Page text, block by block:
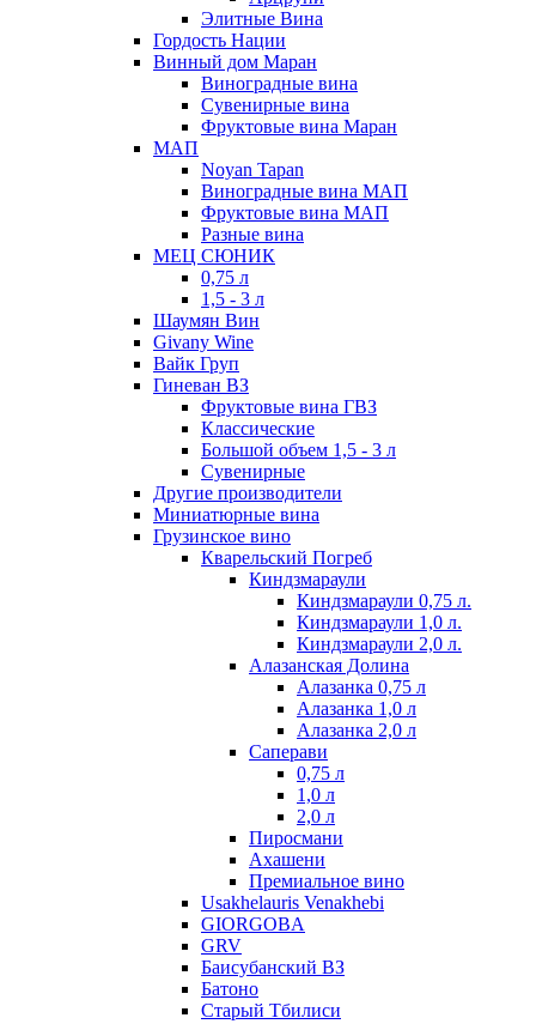
Элитные Вина
Гордость Нации
Винный дом Маран
Виноградные вина
Сувенирные вина
Фруктовые вина Маран
МАП
Noyan Tapan
Виноградные вина МАП
Фруктовые вина МАП
Разные вина
МЕЦ СЮНИК
0,75 л
1,5 - 3 л
Шаумян Вин
Givany Wine
Вайк Груп
Гиневан ВЗ
Фруктовые вина ГВЗ
Классические
Большой объем 1,5 - 3 л
Сувенирные
Другие производители
Миниатюрные вина
Грузинское вино
Кварельский Погреб
Киндзмараули
Киндзмараули 0,75 л.
Киндзмараули 1,0 л.
Киндзмараули 2,0 л.
Алазанская Долина
Алазанка 0,75 л
Алазанка 1,0 л
Алазанка 2,0 л
Саперави
0,75 л
1,0 л
2,0 л
Пиросмани
Ахашени
Премиальное вино
Usakhelauris Venakhebi
GIORGOBA
GRV
Баисубанский ВЗ
Батоно
Старый Тбилиси